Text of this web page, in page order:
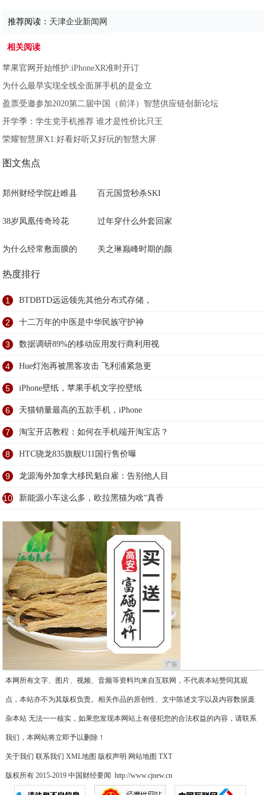
推荐阅读： 天津企业新闻网
相关阅读
苹果官网开始维护:iPhoneXR准时开订
为什么最早实现全线全面屏手机的是金立
盈票受邀参加2020第二届中国（前洋）智慧供应链创新论坛
开学季：学生党手机推荐 谁才是性价比只王
荣耀智慧屏X1:好看好听又好玩的智慧大屏
图文焦点
郑州财经学院赴睢县 百元国货秒杀SKI
38岁凤凰传奇玲花 过年穿什么外套回家
为什么经常敷面膜的 关之琳巅峰时期的颜
热度排行
1 BTDBTD远远领先其他分布式存储，
2 十二万年的中医是中华民族守护神
3 数据调研89%的移动应用发行商利用视
4 Hue灯泡再被黑客攻击 飞利浦紧急更
5 iPhone壁纸，苹果手机文字控壁纸
6 天猫销量最高的五款手机，iPhone
7 淘宝开店教程：如何在手机端开淘宝店？
8 HTC骁龙835旗舰U11国行售价曝
9 龙源海外加拿大移民魁自雇：告别他人目
10 新能源小车这么多，欧拉黑猫为啥“真香
广告
本网所有文字、图片、视频、音频等资料均来自互联网，不代表本站赞同其观
点，本站亦不为其版权负责。相关作品的原创性、文中陈述文字以及内容数据庞
杂本站 无法一一核实，如果您发现本网站上有侵犯您的合法权益的内容，请联系
我们，本网站将立即予以删除！
关于我们 联系我们 XML地图 版权声明 网站地图 TXT
版权所有 2015-2019 中国财经要闻 http://www.cjnew.cn